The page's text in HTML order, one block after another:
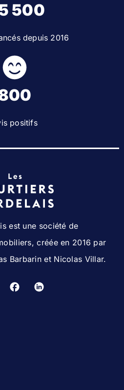
500
depuis 2016
positifs
est une société de
créée en 2016 par
Barbarin et Nicolas Villar.